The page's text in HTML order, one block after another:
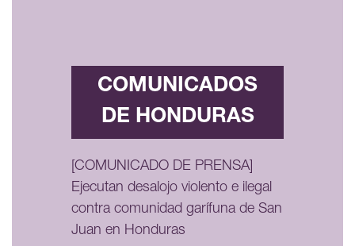
COMUNICADOS
DE HONDURAS
[COMUNICADO DE PRENSA]
Ejecutan desalojo violento e ilegal
contra comunidad garífuna de San
Juan en Honduras